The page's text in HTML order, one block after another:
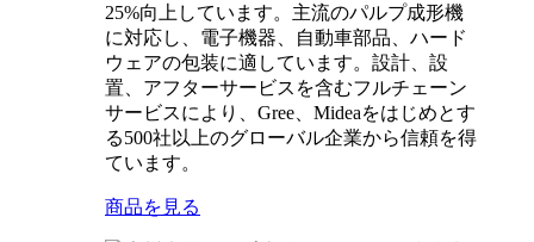
25%向上しています。主流のパルプ成形機
に対応し、電子機器、自動車部品、ハード
ウェアの包装に適しています。設計、設
置、アフターサービスを含むフルチェーン
サービスにより、Gree、Mideaをはじめとす
る500社以上のグローバル企業から信頼を得
ています。
商品を見る